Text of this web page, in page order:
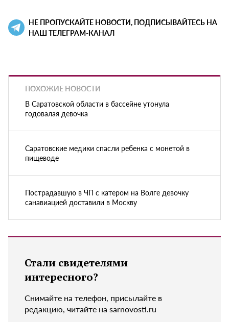
НЕ ПРОПУСКАЙТЕ НОВОСТИ, ПОДПИСЫВАЙТЕСЬ НА
НАШ ТЕЛЕГРАМ-КАНАЛ
ПОХОЖИЕ НОВОСТИ
В Саратовской области в бассейне утонула
годовалая девочка
Саратовские медики спасли ребенка с монетой в
пищеводе
Пострадавшую в ЧП с катером на Волге девочку
санавиацией доставили в Москву
Стали свидетелями
интересного?
Снимайте на телефон, присылайте в
редакцию, читайте на sarnovosti.ru